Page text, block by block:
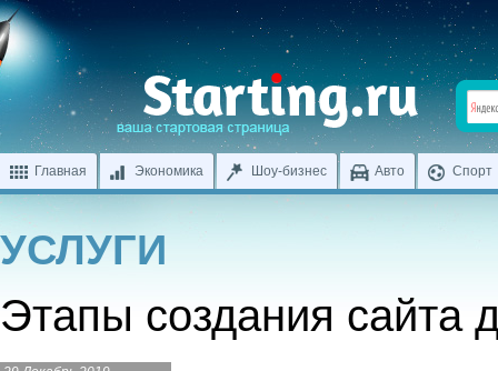
Главная Экономика Шоу-бизнес Авто Спорт
УСЛУГИ
Этапы создания сайта